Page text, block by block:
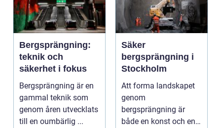
Bergsprängning:
teknik och
säkerhet i fokus
Bergsprängning är en
gammal teknik som
genom åren utvecklats
till en oumbärlig ...
Säker
bergsprängning i
Stockholm
Att forma landskapet
genom
bergsprängning är
både en konst och en